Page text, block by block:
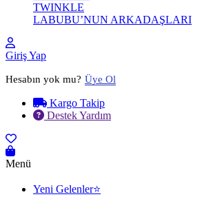
TWINKLE
LABUBU’NUN ARKADAŞLARI
Giriş Yap
Hesabın yok mu? Üye Ol
Kargo Takip
Destek Yardım
Menü
Yeni Gelenler⭐